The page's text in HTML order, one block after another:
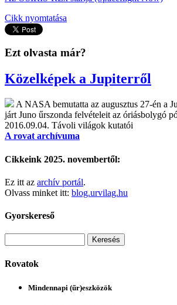
Cikk nyomtatása
Ezt olvasta már?
Közelképek a Jupiterről
A NASA bemutatta az augusztus 27-én a
járt Juno űrszonda felvételeit az óriásbolygó
2016.09.04. Távoli világok kutatói
A rovat archívuma
Cikkeink 2025. novembertől:
Ez itt az archív portál.
Olvass minket itt: blog.urvilag.hu
Gyorskereső
Rovatok
Mindennapi (űr)eszközök